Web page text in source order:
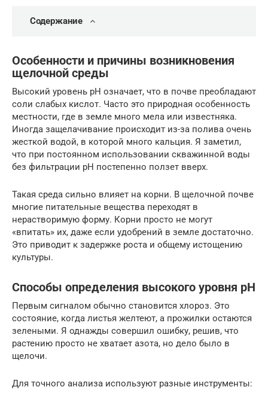
Содержание
Особенности и причины возникновения
щелочной среды
Высокий уровень pH означает, что в почве преобладают
соли слабых кислот. Часто это природная особенность
местности, где в земле много мела или известняка.
Иногда защелачивание происходит из-за полива очень
жесткой водой, в которой много кальция. Я заметил,
что при постоянном использовании скважинной воды
без фильтрации pH постепенно ползет вверх.
Такая среда сильно влияет на корни. В щелочной почве
многие питательные вещества переходят в
нерастворимую форму. Корни просто не могут
«впитать» их, даже если удобрений в земле достаточно.
Это приводит к задержке роста и общему истощению
культуры.
Способы определения высокого уровня pH
Первым сигналом обычно становится хлороз. Это
состояние, когда листья желтеют, а прожилки остаются
зелеными. Я однажды совершил ошибку, решив, что
растению просто не хватает азота, но дело было в
щелочи.
Для точного анализа используют разные инструменты: